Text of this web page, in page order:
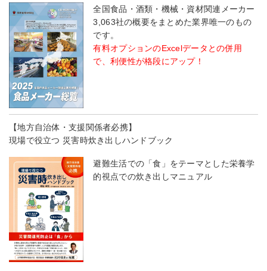
全国食品・酒類・機械・資材関連メーカー
3,063社の概要をまとめた業界唯一のもの
です。
有料オプションのExcelデータとの併用
で、利便性が格段にアップ！
【地方自治体・支援関係者必携】
現場で役立つ 災害時炊き出しハンドブック
避難生活での「食」をテーマとした栄養学
的視点での炊き出しマニュアル